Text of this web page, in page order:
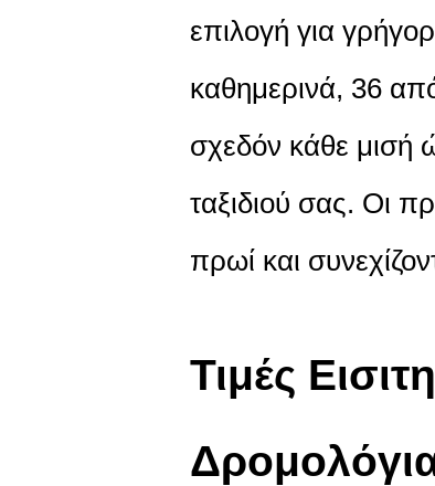
επιλογή για
καθημερινά, 36
σχεδόν κάθε μισή
ταξιδιού σας. Οι
πρωί και
Τιμές